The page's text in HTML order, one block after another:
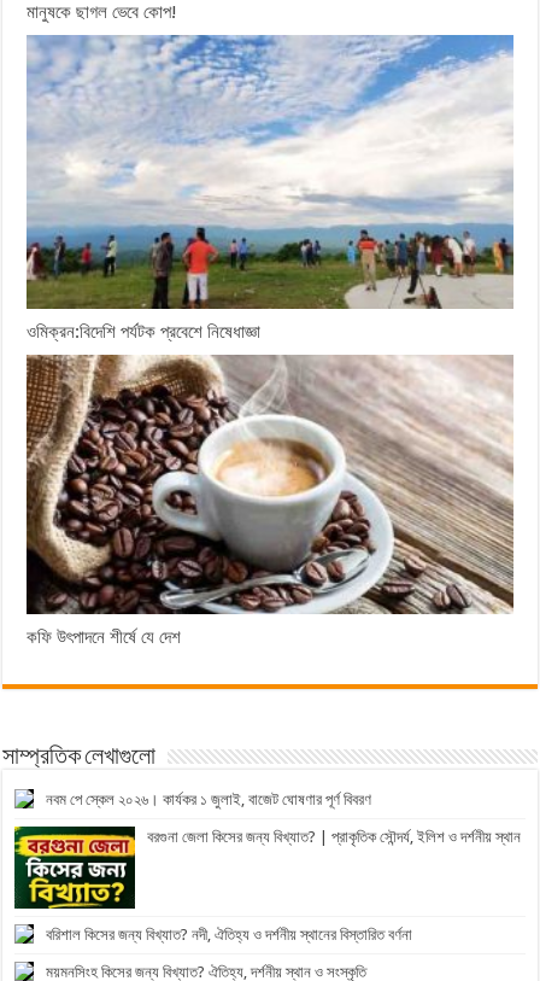
মানুষকে ছাগল ভেবে কোপ!
ওমিক্রন:বিদেশি পর্যটক প্রবেশে নিষেধাজ্ঞা
কফি উৎপাদনে শীর্ষে যে দেশ
সাম্প্রতিক লেখাগুলো
নবম পে স্কেল ২০২৬। কার্যকর ১ জুলাই, বাজেট ঘোষণার পূর্ণ বিবরণ
বরগুনা জেলা কিসের জন্য বিখ্যাত? | প্রাকৃতিক সৌন্দর্য, ইলিশ ও দর্শনীয় স্থান
বরিশাল কিসের জন্য বিখ্যাত? নদী, ঐতিহ্য ও দর্শনীয় স্থানের বিস্তারিত বর্ণনা
ময়মনসিংহ কিসের জন্য বিখ্যাত? ঐতিহ্য, দর্শনীয় স্থান ও সংস্কৃতি